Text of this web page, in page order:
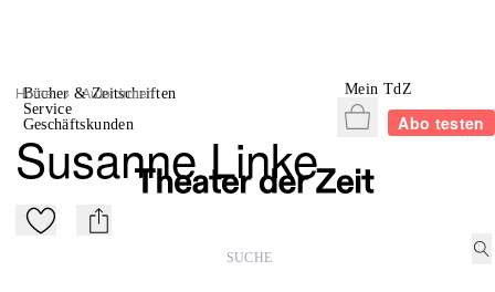
Bücher & Zeitschriften
Service
Geschäftskunden
Mein TdZ
Warenkorb
Abo testen
Home > Autor:innen
Susanne Linke
Zu Mein-TdZ hinzufügen
mail